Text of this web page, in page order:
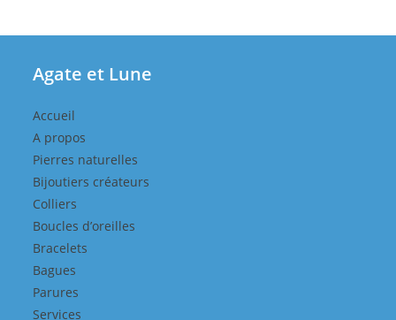
Agate et Lune
Accueil
A propos
Pierres naturelles
Bijoutiers créateurs
Colliers
Boucles d’oreilles
Bracelets
Bagues
Parures
Services